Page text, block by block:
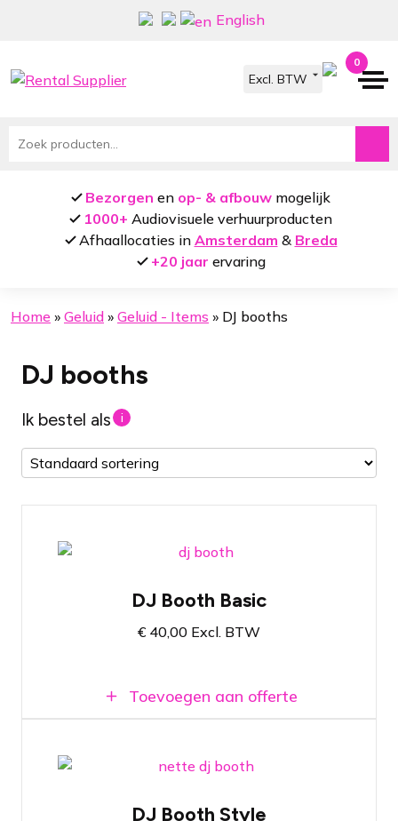
navigatie
inhoud
English
0
Zoeken
Bezorgen en op- & afbouw mogelijk
1000+ Audiovisuele verhuurproducten
Afhaallocaties in Amsterdam & Breda
+20 jaar ervaring
Home » Geluid » Geluid - Items » DJ booths
DJ booths
Ik bestel als i
Snel en makkelijk in elkaar te zetten
Beschikbaar bij onze locatie in
DJ Booth Basic
€ 40,00 Excl. BTW
Toevoegen aan offerte
DJ Booth Style